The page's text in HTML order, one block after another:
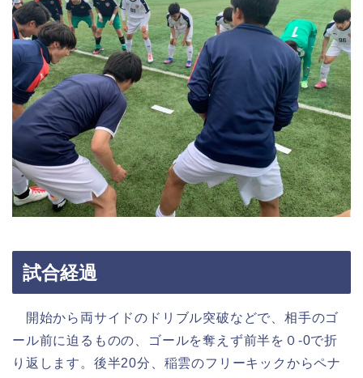
試合経過
開始から両サイドのドリブル突破などで、相手のゴ
ール前に迫るものの、ゴールを奪えず前半を０-0で折
り返します。後半20分、稲雲のフリーキックからペナ